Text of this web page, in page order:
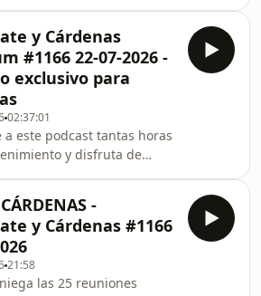
Javier Cárdenas -
y Cárde
del PSOE
y Cárdenas
#1166 22-07-2026 -
exclusivo para
02:37:01
a este podcast tantas horas
y disfruta de
en iVoox! Moncloa niega las
Sánchez-Zapatero que
en la agenda de la
este episodio completo
todo el contenido exclusivo
- Levántate y
-
y Cárdenas #1166
21:58
las 25 reuniones